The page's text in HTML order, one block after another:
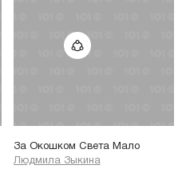
За Окошком Света Мало
Людмила Зыкина